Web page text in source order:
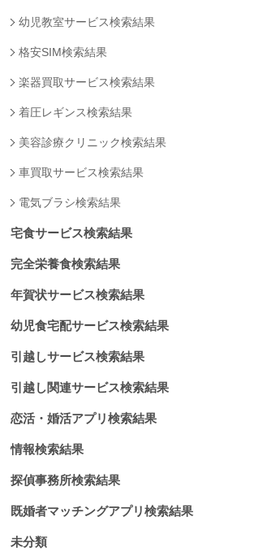
幼児教室サービス検索結果
格安SIM検索結果
楽器買取サービス検索結果
着圧レギンス検索結果
美容診療クリニック検索結果
車買取サービス検索結果
電気ブラシ検索結果
宅食サービス検索結果
完全栄養食検索結果
年賀状サービス検索結果
幼児食宅配サービス検索結果
引越しサービス検索結果
引越し関連サービス検索結果
恋活・婚活アプリ検索結果
情報検索結果
探偵事務所検索結果
既婚者マッチングアプリ検索結果
未分類